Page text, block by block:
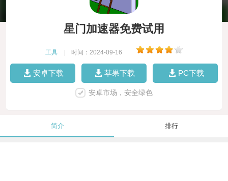
星门加速器免费试用
工具 时间：2024-09-16
安卓下载 苹果下载 PC下载
安卓市场，安全绿色
简介 排行